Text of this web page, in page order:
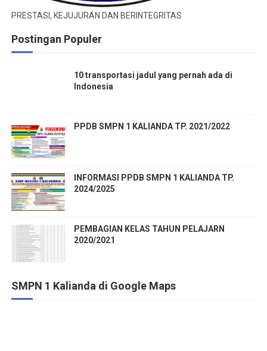
PRESTASI, KEJUJURAN DAN BERINTEGRITAS
Postingan Populer
10 transportasi jadul yang pernah ada di
Indonesia
PPDB SMPN 1 KALIANDA TP. 2021/2022
INFORMASI PPDB SMPN 1 KALIANDA TP.
2024/2025
PEMBAGIAN KELAS TAHUN PELAJARN
2020/2021
SMPN 1 Kalianda di Google Maps